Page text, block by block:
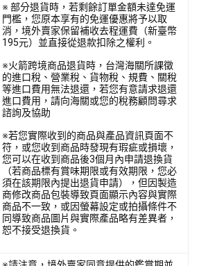
※ 部分退貨時，若剩餘訂單金額未達免運
門檻，您原本享有的免運優惠將予以取
消，境外賣家保留補收去程運費（新臺幣
195元）並直接從退款扣除之權利。
※火箭跨境商品退貨時，台灣海關所課徵
的進口稅、營業稅、貨物稅、規費、關稅
等進口費用無法退還，若您有意請求退還
進口費用，請向海關或您的稅務顧問尋求
諮詢及協助
※若您實際收到的商品與產品資訊頁面不
符，或您收到商品時發現有瑕疵或損壞，
您可以在收到商品後3個月內申請退換貨
（若商品標有賞味期限或有效期限，您必
須在該期限內提出退貨申請），但因製造
商修改商品包裝導致頁面顯示內容與實際
商品不一致，或因螢幕設定或拍攝條件不
同導致商品圖片與實際產品略有差異者，
恕不接受退換貨。